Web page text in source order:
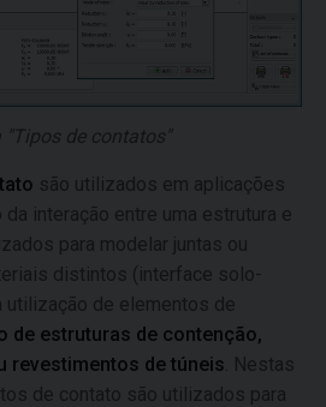
"Tipos de contatos"
são utilizados em aplicações
interação entre uma estrutura e
para modelar juntas ou
distintos (interface solo-
utilização de elementos de
de estruturas de contenção,
revestimentos de túneis . Nestas
de contato são utilizados para